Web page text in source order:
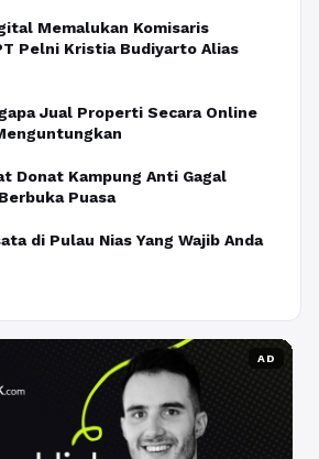
Memalukan Komisaris
Pelni Kristia Budiyarto Alias
Jual Properti Secara Online
Donat Kampung Anti Gagal
Puasa
di Pulau Nias Yang Wajib Anda
AD